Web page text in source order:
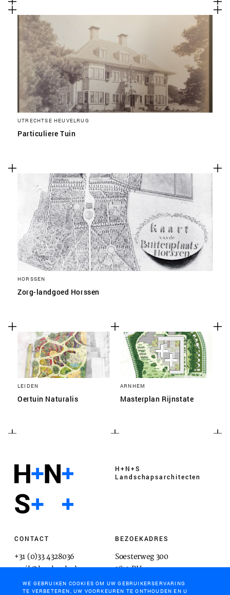
UTRECHTSE HEUVELRUG
Particuliere Tuin
HORSSEN
Zorg-landgoed Horssen
LEIDEN
Oertuin Naturalis
ARNHEM
Masterplan Rijnstate
H+N+S
Landschaps­architecten
CONTACT
+31 (0)33 4328036
mail@hnsland.nl
BEZOEKADRES
Soesterweg 300
3812 BH
Amersfoort
WE GEBRUIKEN COOKIES OM UW GEBRUIKERSERVARING
TE VERBETEREN, UW VOORKEUREN TE ONTHOUDEN EN U